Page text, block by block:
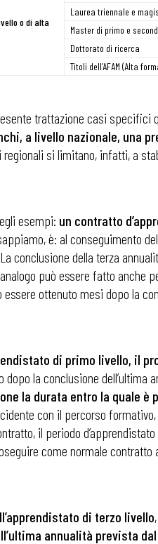
Eventi
Chi Siamo
o di alta
Laurea triennale e
Master di primo e
Dottorato di ricerca
Titoli dell’AFAM (Alta
trattazione casi specifici
a livello nazionale, una
regionali si limitano, infatti, a
esempi: un contratto
è: al conseguimento
conclusione della terza
può essere fatto anche
essere ottenuto mesi dopo la
di primo livello, il
dopo la conclusione
la durata entro la quale
con il percorso
il periodo
come normale
di terzo livello
annualità prevista